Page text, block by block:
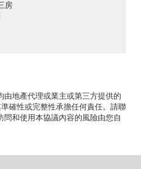
房
地產代理或業主或第三方提供的
確性或完整性承擔任何責任。請聯
和使用本協議內容的風險由您自